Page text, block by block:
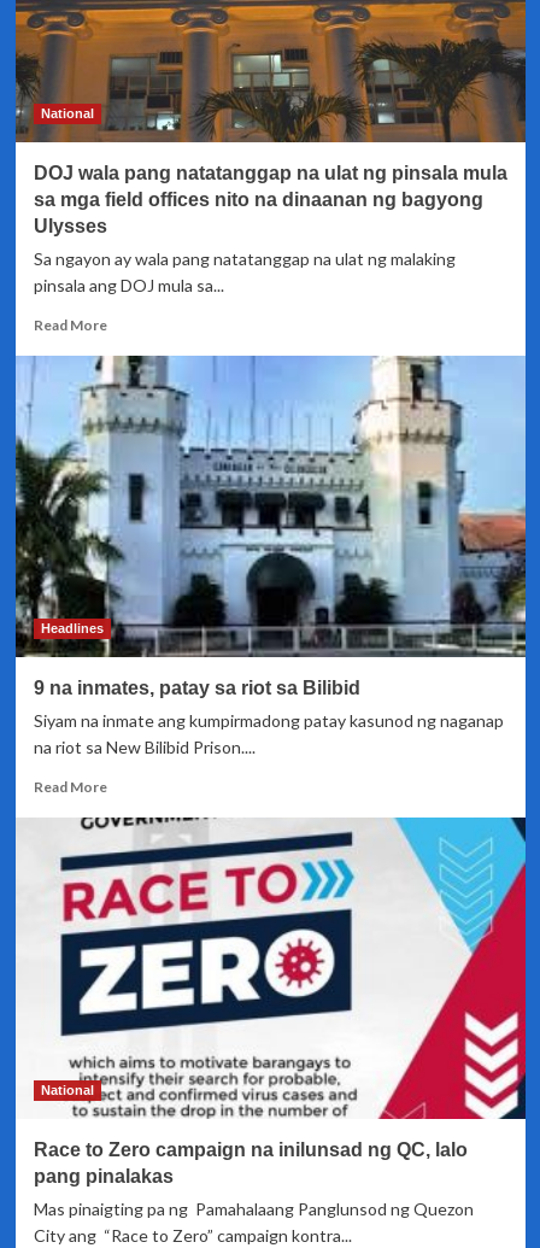
magrereseta
IVERMECTIN
sa
mga
pasyente
Covid-
19
National
DOJ wala pang natatanggap na ulat ng pinsala mula
sa mga field offices nito na dinaanan ng bagyong
Ulysses
Sa ngayon ay wala pang natatanggap na ulat ng malaking
pinsala ang DOJ mula sa...
Read MoreRead
about
DOJ
wala
pang
natatanggap
na
ng
pinsala
mula
sa
mga
field
nito
na
ng
Headlines
9 na inmates, patay sa riot sa Bilibid
Siyam na inmate ang kumpirmadong patay kasunod ng naganap
na riot sa New Bilibid Prison....
Read MoreRead
about
9
na
inmates,
patay
sa
riot
sa
Bilibid
National
Race to Zero campaign na inilunsad ng QC, lalo
pang pinalakas
Mas pinaigting pa ng Pamahalaang Panglunsod ng Quezon
City ang “Race to Zero” campaign kontra...